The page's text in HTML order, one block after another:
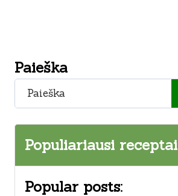
Paieška
Paieška
Populiariausi receptai
Popular posts: